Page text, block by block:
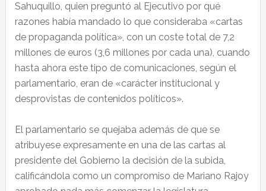
Sahuquillo, quien preguntó al Ejecutivo por qué
razones había mandado lo que consideraba «cartas
de propaganda política», con un coste total de 7,2
millones de euros (3,6 millones por cada una), cuando
hasta ahora este tipo de comunicaciones, según el
parlamentario, eran de «carácter institucional y
desprovistas de contenidos políticos».
El parlamentario se quejaba además de que se
atribuyese expresamente en una de las cartas al
presidente del Gobierno la decisión de la subida,
calificándola como un compromiso de Mariano Rajoy